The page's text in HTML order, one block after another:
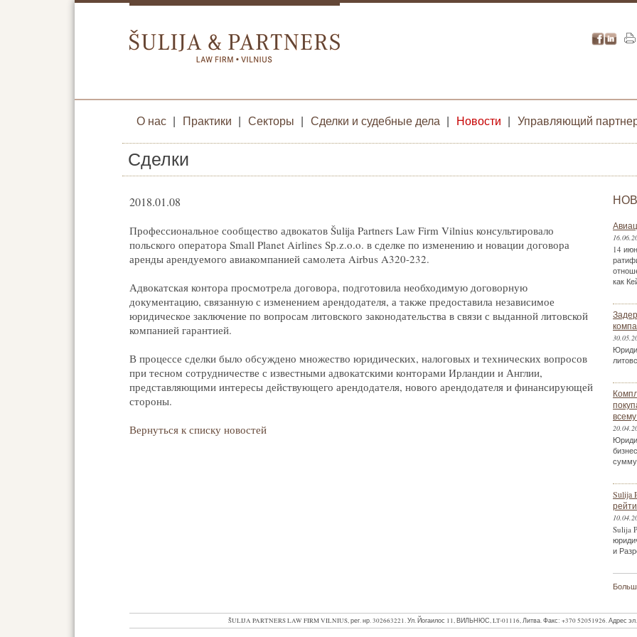
О нас Практики Секторы Сделки и судебные дела Новости Управляющий
Сделки
2018.01.08
Профессиональное сообщество адвокатов Šulija Partners Law Firm Vilnius консультировало
польского оператора Small Planet Airlines Sp.z.o.o. в сделке по изменению и новации договора
аренды арендуемого авиакомпанией самолета Airbus A320-232.
Адвокатская контора просмотрела договора, подготовила необходимую договорную
документацию, связанную с изменением арендодателя, а также предоставила независимое
юридическое заключение по вопросам литовского законодательства в связи с выданной литовской
компанией гарантией.
В процессе сделки былo обсуждено множество юридических, налоговых и технических вопросов
при тесном сотрудничестве с известными адвокатскими конторами Ирландии и Англии,
представляющими интересы действующего арендодателя, нового арендодателя и финансирующей
стороны.
Вернуться к списку новостей
14
как
Sulija
Sulija
и
ŠULIJA PARTNERS LAW FIRM VILNIUS, рег. нр. 302663221. Ул. Йогаилос 11, ВИЛЬНЮС, LT-01116, Литва.Факс: +370 52051926.Адрес